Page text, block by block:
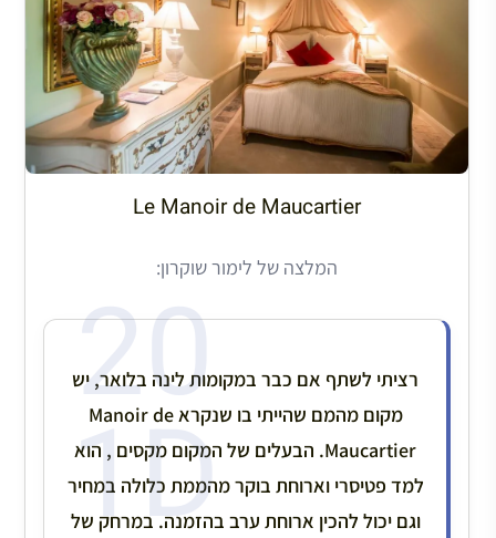
Le Manoir de Maucartier
המלצה של לימור שוקרון:
רציתי לשתף אם כבר במקומות לינה בלואר, יש
מקום מהמם שהייתי בו שנקרא Manoir de
Maucartier. הבעלים של המקום מקסים , הוא
למד פטיסרי וארוחת בוקר מהממת כלולה במחיר
וגם יכול להכין ארוחת ערב בהזמנה. במרחק של